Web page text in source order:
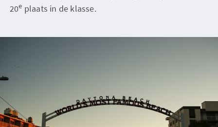
20e plaats in de klasse.